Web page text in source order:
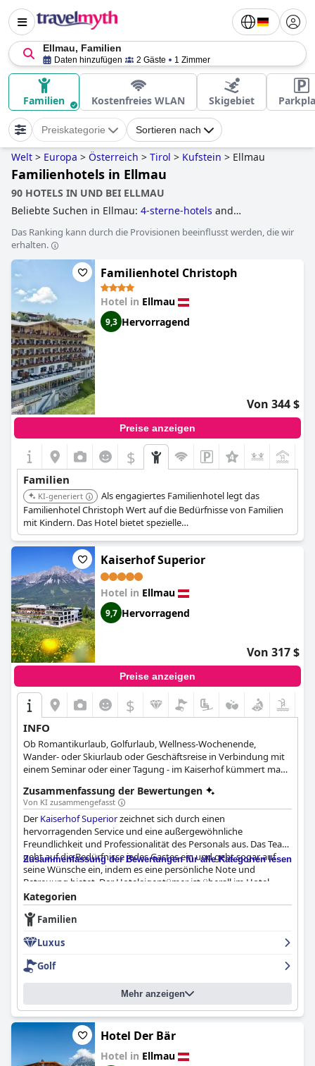
Ellmau, Familien
Daten hinzufügen 2 Gäste 1 Zimmer
Familien Kostenfreies WLAN Skigebiet
Preiskategorie Sortieren nach
Welt > Europa > Österreich > Tirol > Kufstein > Ellmau
Familienhotels in Ellmau
90 HOTELS IN UND BEI ELLMAU
Beliebte Suchen in Ellmau: 4-sterne-hotels and
Das Ranking kann durch die Provisionen beeinflusst werden, die wir
erhalten.
Familienhotel Christoph
Hotel in Ellmau
9,3 Hervorragend
Von 344 $
Preise anzeigen
$
Familien
KI-generiert
Als engagiertes Familienhotel legt das
Familienhotel Christoph Wert auf die Bedürfnisse von Familien
mit Kindern. Das Hotel bietet spezielle
Kinderbetreuungsangebote, Spielmöglichkeiten und
familienorientierte Aktivitäten, wodurch eine einladende und
ansprechende Umgebung für Eltern und Kinder geschaffen
wird.
Kaiserhof Superior
Hotel in Ellmau
9,7 Hervorragend
Von 317 $
Preise anzeigen
$
INFO
Ob Romantikurlaub, Golfurlaub, Wellness-Wochenende,
Wander- oder Skiurlaub oder Geschäftsreise in Verbindung mit
einem Seminar oder einer Tagung - im Kaiserhof kümmert man
seiner Gäste.
Zusammenfassung der Bewertungen
Von KI zusammengefasst
Der Kaiserhof Superiorzeichnet sich durch einen
hervorragenden Service und eine außergewöhnliche
Freundlichkeit und Professionalität des Personals aus. Das Team
geht auf die Bedürfnisse jedes Gastes ein und geht sogar auf
seine Wünsche ein, indem es eine persönliche Note und
Betreuung bietet. Der Hoteleigentümer ist überall im Hotel
anzutreffen und unterhält sich mit den Gästen, was zu der
einladenden Atmosphäre beiträgt. Die Mitarbeiter
verschiedener Nationalitäten, darunter auch Ungarn, werden
gelobt.
Zusammenfassung der Bewertungen für alle Kategorien lesen
Kategorien
Familien
Luxus
Golf
Mehr anzeigen
Hotel Der Bär
Hotel in Ellmau